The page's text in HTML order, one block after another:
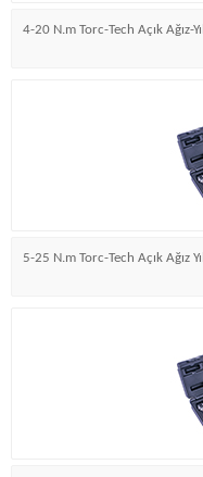
4-20 N.m Torc-Tech Açık Ağız-
5-25 N.m Torc-Tech Açık Ağız